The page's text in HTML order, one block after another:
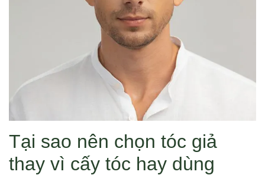
Tại sao nên chọn tóc giả
thay vì cấy tóc hay dùng